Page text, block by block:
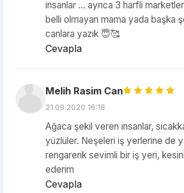
insanlar ... ayrıca 3 harfli
belli olmayan mama yada başka
canlara yazık 😇🥰
Cevapla
Melih Rasim Can
21.09.2020 16:18
Ağaca şekil veren insanlar,
yüzlüler. Neşeleri iş yerlerine de
rengarenk sevimli bir iş yeri,
ederim
Cevapla